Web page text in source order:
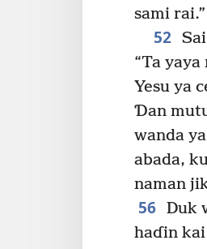
sami rai.”
52
“Ta
Yesu ya
Ɗan
wanda
abada,
naman
56 Duk
haɗin kai